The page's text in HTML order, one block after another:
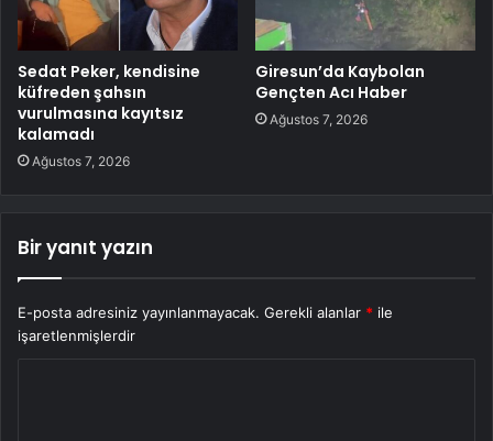
Sedat Peker, kendisine
küfreden şahsın
vurulmasına kayıtsız
kalamadı
Ağustos 7, 2026
Giresun’da Kaybolan
Gençten Acı Haber
Ağustos 7, 2026
Bir yanıt yazın
E-posta adresiniz yayınlanmayacak. Gerekli alanlar * ile
işaretlenmişlerdir